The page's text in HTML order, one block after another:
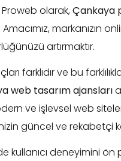
olarak,Çankaya
markanızın
artırmaktır.
farklıdır ve bu
web tasarım ajansları
ve işlevsel web
güncel ve rekabetçi
kullanıcı deneyimini ön